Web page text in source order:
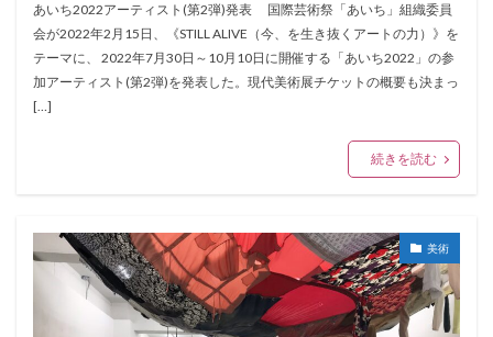
あいち2022アーティスト(第2弾)発表 国際芸術祭「あいち」組織委員
会が2022年2月15日、《STILL ALIVE（今、を生き抜くアートの力）》を
テーマに、 2022年7月30日～10月10日に開催する「あいち2022」の参
加アーティスト(第2弾)を発表した。現代美術展チケットの概要も決まっ
[…]
続きを読む
美術